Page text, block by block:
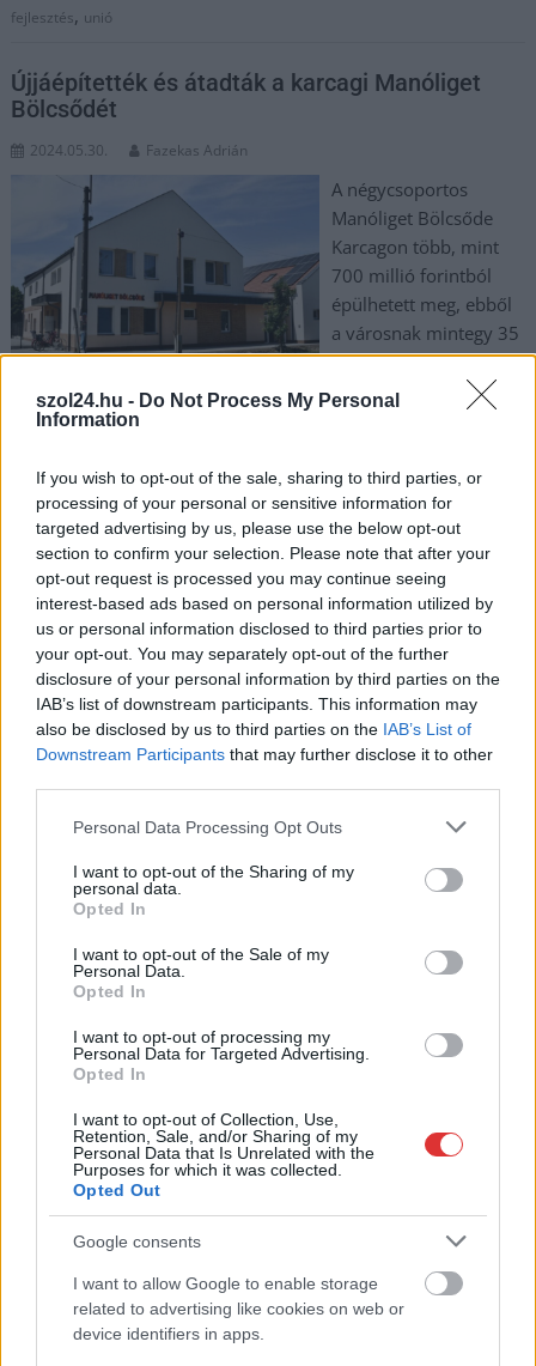
szol24.hu - Do Not Process My Personal
Information
If you wish to opt-out of the sale, sharing to third parties, or
processing of your personal or sensitive information for
targeted advertising by us, please use the below opt-out
section to confirm your selection. Please note that after your
opt-out request is processed you may continue seeing
interest-based ads based on personal information utilized by
us or personal information disclosed to third parties prior to
your opt-out. You may separately opt-out of the further
disclosure of your personal information by third parties on the
IAB’s list of downstream participants. This information may
also be disclosed by us to third parties on the IAB’s List of
Downstream Participants that may further disclose it to other
Please note that this website/app uses one or more Google
not limited to your visit or usage behaviour. You may click to
grant or deny consent to Google and its third-party tags to
use your data for below specified purposes in below Google
consent section.
Personal Data Processing Opt Outs
I want to opt-out of the Sharing of my
personal data.
Opted In
I want to opt-out of the Sale of my
Personal Data.
Opted In
I want to opt-out of processing my
Personal Data for Targeted Advertising.
Opted In
I want to opt-out of Collection, Use,
Retention, Sale, and/or Sharing of my
Personal Data that Is Unrelated with the
Purposes for which it was collected.
Opted Out
Google consents
I want to allow Google to enable storage
related to advertising like cookies on web or
device identifiers in apps.
fejlesztés, unió
Újjáépítették és átadták a karcagi Manóliget
Bölcsődét
2024.05.30. Fazekas Adrián
A négycsoportos
Manóliget Bölcsőde
Karcagon több, mint
700 millió forintból
épülhetett meg, ebből
a városnak mintegy 35
millió forint önrészt
kellett biztosítania. A
bölcsőde összesen 56 férőhellyel rendelkezik, az átadón jelen
a térségben élő családok számára.
TOVÁBB OLVASOM
JNSZ megyei hírek átadás,bölcsőde,Karcag,manóliget bölcsőde
Új parkolók és játszóvár is épült a tiszafüredi
óvodánál
2024.04.27. szol24.hu
Tegnap adták át az új
14 férőhelyes parkolót
a tiszafüredi óvodánál.
fejlesztési projekt
amely egyéb
területeket is érint.
TOVÁBB OLVASOM
Jelentős felújítás valósult meg Tiszaugon
2024.01.26.
Tiszaug községe a
Terület- és
Településfejlesztési